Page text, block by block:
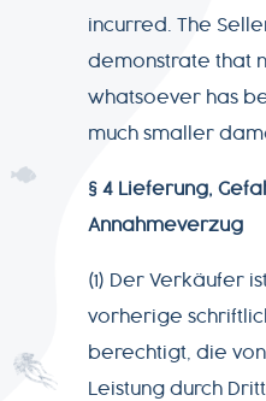
incurred. The
demonstrate that
whatsoever has
much smaller
§ 4 Lieferung,
Annahmeverzug
(1) Der Verkäufer
vorherige
berechtigt, die
Leistung durch